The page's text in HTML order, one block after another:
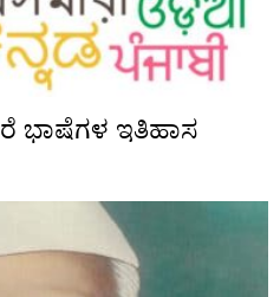
ಭಾಷೆಗಳ ಇತಿಹಾಸ